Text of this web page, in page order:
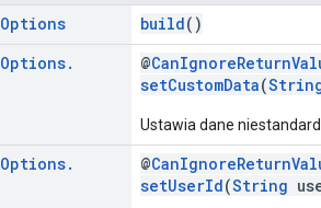
Options build()
Options.
@
setCustomData(
Ustawia dane
Options.
@
setUserId(String